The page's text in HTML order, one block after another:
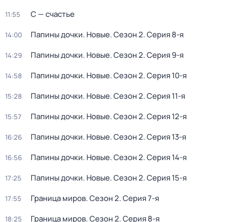
11:55 С — счастье
14:00 Папины дочки. Новые. Сезон 2. Серия 8-я
14:29 Папины дочки. Новые. Сезон 2. Серия 9-я
14:58 Папины дочки. Новые. Сезон 2. Серия 10-я
15:28 Папины дочки. Новые. Сезон 2. Серия 11-я
15:57 Папины дочки. Новые. Сезон 2. Серия 12-я
16:26 Папины дочки. Новые. Сезон 2. Серия 13-я
16:56 Папины дочки. Новые. Сезон 2. Серия 14-я
17:25 Папины дочки. Новые. Сезон 2. Серия 15-я
17:55 Граница миров. Сезон 2. Серия 7-я
18:25 Граница миров. Сезон 2. Серия 8-я